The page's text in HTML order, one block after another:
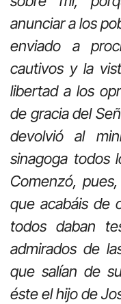
anunciar a los
enviado a
cautivos y la
libertad a los
de gracia del
devolvió al
sinagoga todos
Comenzó,
que acabáis de
todos daban
admirados de
que salían de
éste el hijo de